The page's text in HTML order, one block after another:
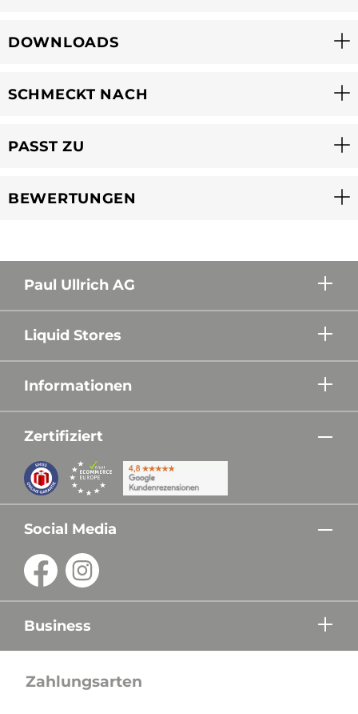
DOWNLOADS
SCHMECKT NACH
PASST ZU
BEWERTUNGEN
Paul Ullrich AG
Liquid Stores
Informationen
Zertifiziert
Social Media
Business
Zahlungsarten